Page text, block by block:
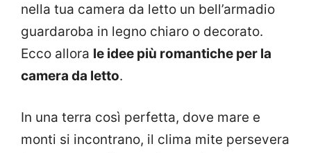
nella tua camera da letto un bell’armadio
guardaroba in legno chiaro o decorato.
Ecco allora le idee più romantiche per la
camera da letto.
In una terra così perfetta, dove mare e
monti si incontrano, il clima mite persevera